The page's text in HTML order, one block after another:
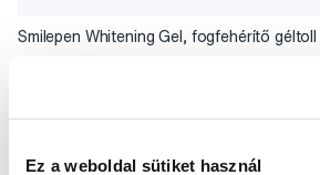
Ez a weboldal sütiket használ
Smilepen Whitening Gel, fogfehérítő